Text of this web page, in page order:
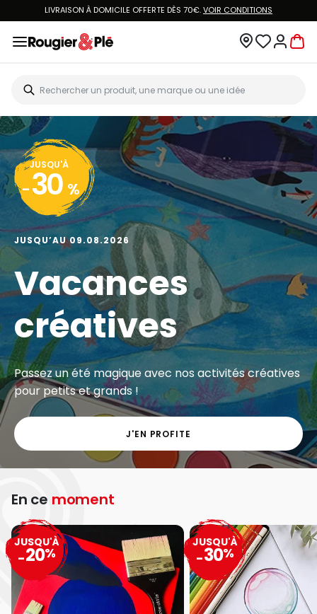
LIVRAISON À DOMICILE OFFERTE DÈS 70€.VOIR CONDITIONS
JUSQU'À
- 30 %
JUSQU’AU 09.08.2026
Vacances
créatives
Passez un été magique avec nos activités créatives
pour petits et grands !
J'EN PROFITE
En ce moment
JUSQU'À
-20%
JUSQU'À
-30%